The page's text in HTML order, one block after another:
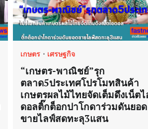
เกษตร เศรษฐกิจ
“เกษตร-พาณิชย์”รุก
ตลาด5ประเทศโปรโมทสินค้า
เกษตรผลไม้ไทยจัดเต็มดึงเน็ตไ
ดอลติ๊กต็อกปาโกดาร่วมดันยอด
ขายไลฟ์สดทะลุ3แสน